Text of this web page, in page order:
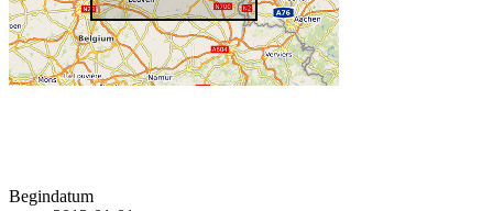
Begindatum